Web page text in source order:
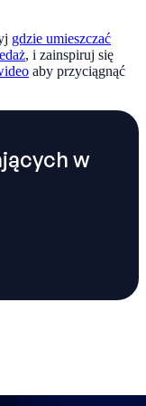
gdzie umieszczać
, i zainspiruj się
aby przyciągnąć
w